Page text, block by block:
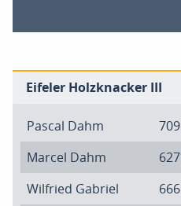
Eifeler Holzknacker III
Pascal Dahm 709
Marcel Dahm
627
Wilfried Gabriel
666